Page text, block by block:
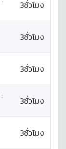
3ชั่วโมง
3ชั่วโมง
3ชั่วโมง
:
3ชั่วโมง
3ชั่วโมง